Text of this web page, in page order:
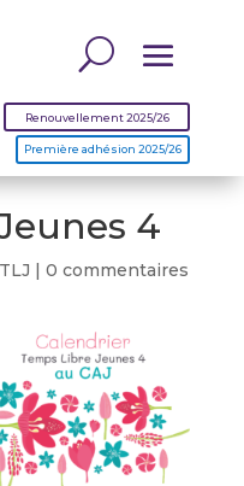
Renouvellement 2025/26
Première adhésion 2025/26
4
TLJ | 0 commentaires